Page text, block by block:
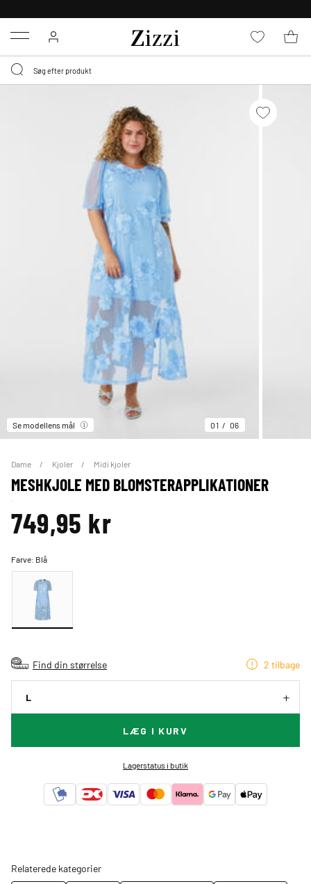
Menu
Se modellens mål 01 06
Dame Kjoler Midi kjoler
MESHKJOLE MED BLOMSTERAPPLIKATIONER
749,95 kr
Farve: Blå
Find din størrelse 2 tilbage
L
LÆG I KURV
Lagerstatus i butik
Relaterede kategorier